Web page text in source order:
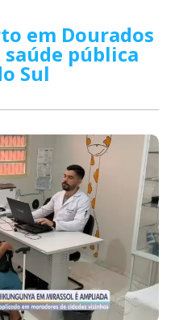
em Dourados
pública
Sul